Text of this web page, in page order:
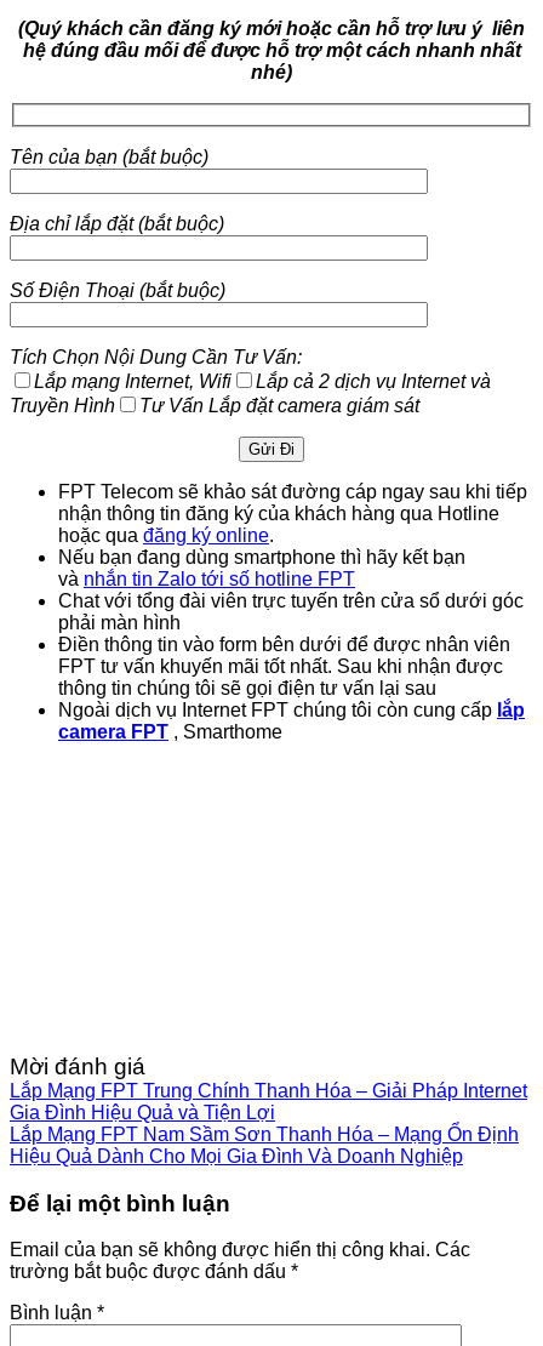
(Quý khách cần đăng ký mới hoặc cần hỗ trợ lưu ý liên
hệ đúng đầu mối để được hỗ trợ một cách nhanh nhất
nhé)
Tên của bạn (bắt buộc)
Địa chỉ lắp đặt (bắt buộc)
Số Điện Thoại (bắt buộc)
Tích Chọn Nội Dung Cần Tư Vấn:
Lắp mạng Internet, Wifi
Lắp cả 2 dịch vụ Internet và
Truyền Hình
Tư Vấn Lắp đặt camera giám sát
FPT Telecom sẽ khảo sát đường cáp ngay sau khi tiếp
nhận thông tin đăng ký của khách hàng qua Hotline
hoặc qua đăng ký online.
Nếu bạn đang dùng smartphone thì hãy kết bạn
và nhắn tin Zalo tới số hotline FPT
Chat với tổng đài viên trực tuyến trên cửa sổ dưới góc
phải màn hình
Điền thông tin vào form bên dưới để được nhân viên
FPT tư vấn khuyến mãi tốt nhất. Sau khi nhận được
thông tin chúng tôi sẽ gọi điện tư vấn lại sau
Ngoài dịch vụ Internet FPT chúng tôi còn cung cấp lắp
camera FPT , Smarthome
Mời đánh giá
Lắp Mạng FPT Trung Chính Thanh Hóa – Giải Pháp Internet
Gia Đình Hiệu Quả và Tiện Lợi
Lắp Mạng FPT Nam Sầm Sơn Thanh Hóa – Mạng Ổn Định
Hiệu Quả Dành Cho Mọi Gia Đình Và Doanh Nghiệp
Để lại một bình luận
Email của bạn sẽ không được hiển thị công khai. Các
trường bắt buộc được đánh dấu *
Bình luận *